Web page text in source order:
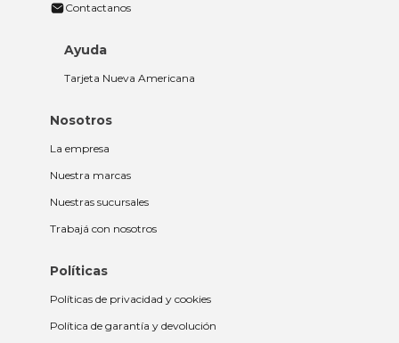
Contactanos
Ayuda
Tarjeta Nueva Americana
Nosotros
La empresa
Nuestra marcas
Nuestras sucursales
Trabajá con nosotros
Políticas
Políticas de privacidad y cookies
Política de garantía y devolución